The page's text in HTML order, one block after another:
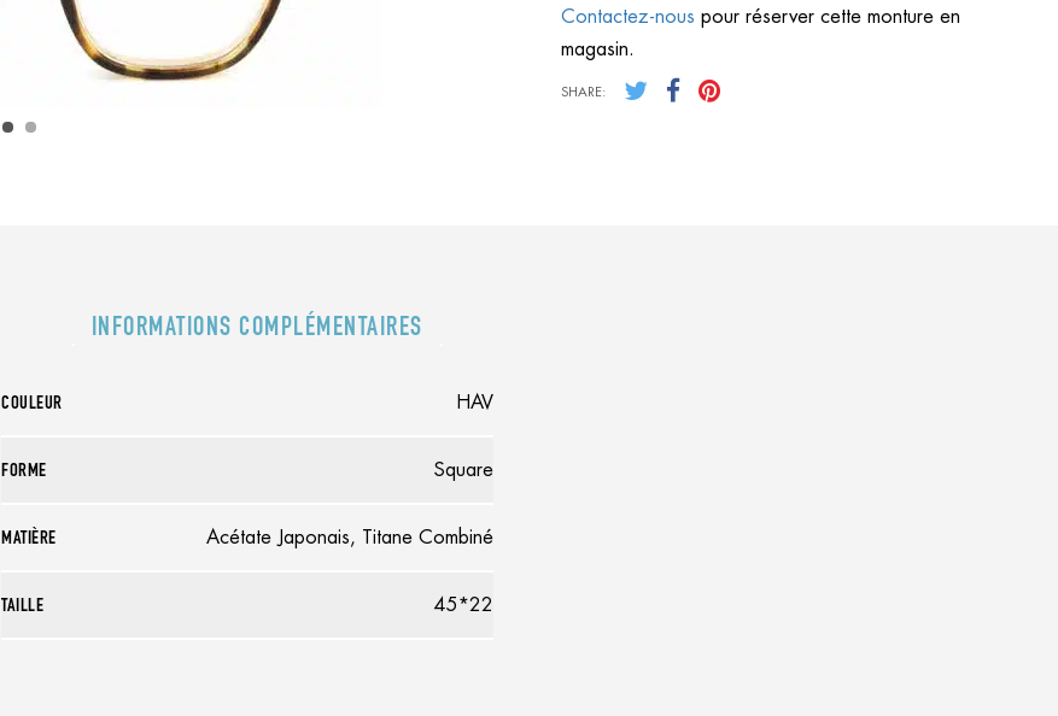
Contactez-nous pour réserver cette monture en
magasin.
SHARE:
INFORMATIONS COMPLÉMENTAIRES
COULEUR HAV
FORME Square
MATIÈRE Acétate Japonais, Titane Combiné
TAILLE 45*22